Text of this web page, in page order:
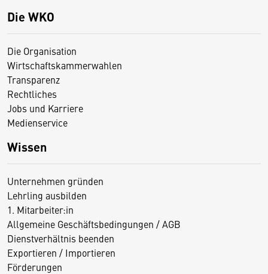
Die WKO
Die Organisation
Wirtschaftskammerwahlen
Transparenz
Rechtliches
Jobs und Karriere
Medienservice
Wissen
Unternehmen gründen
Lehrling ausbilden
1. Mitarbeiter:in
Allgemeine Geschäftsbedingungen / AGB
Dienstverhältnis beenden
Exportieren / Importieren
Förderungen